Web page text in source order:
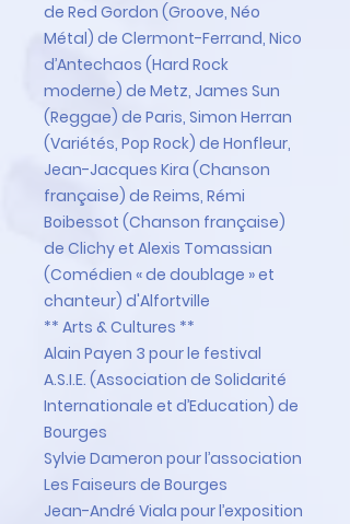
de Red Gordon (Groove, Néo
Métal) de Clermont-Ferrand, Nico
d’Antechaos (Hard Rock
moderne) de Metz, James Sun
(Reggae) de Paris, Simon Herran
(Variétés, Pop Rock) de Honfleur,
Jean-Jacques Kira (Chanson
française) de Reims, Rémi
Boibessot (Chanson française)
de Clichy et Alexis Tomassian
(Comédien « de doublage » et
chanteur) d'Alfortville
** Arts & Cultures **
Alain Payen 3 pour le festival
A.S.I.E. (Association de Solidarité
Internationale et d’Education) de
Bourges
Sylvie Dameron pour l’association
Les Faiseurs de Bourges
Jean-André Viala pour l’exposition